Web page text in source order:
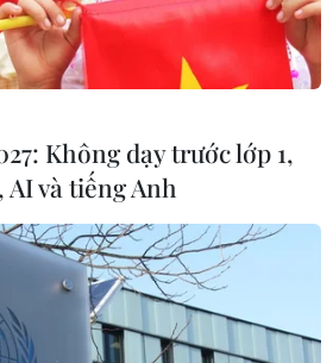
Không dạy trước lớp 1,
và tiếng Anh